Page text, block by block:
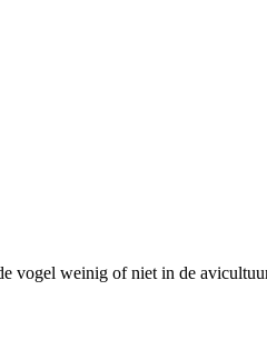
vogel weinig of niet in de